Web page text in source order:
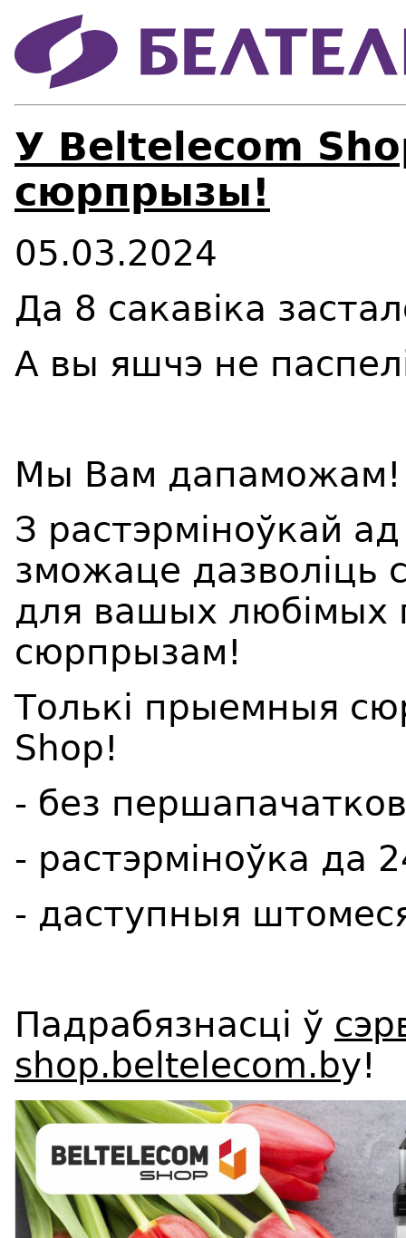
У Beltelecom
сюрпрызы!
05.03.2024
Да 8 сакавіка
А вы яшчэ не
Мы Вам дапаможам!
З растэрміноўкай
зможаце дазволіць
для вашых любімых
сюрпрызам!
Толькі прыемныя
Shop!
- без
- растэрміноўка да
- даступныя
Падрабязнасці ў
shop.beltelecom.by!